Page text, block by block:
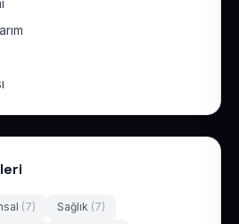
(7) Sağlık (7)